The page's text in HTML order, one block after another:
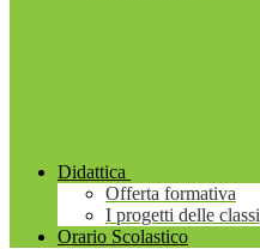
Didattica
Offerta formativa
I progetti delle classi
Orario Scolastico